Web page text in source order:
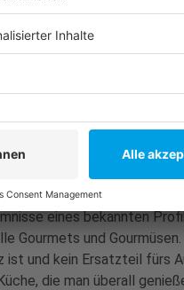
Club by Nelson Müller
in der Küche, bei uns
Kitchen Club ein. Ab
oder Nachkochen
eines bekannten
Gourmets und
ist und kein Ersatzteil fürs
die man überall